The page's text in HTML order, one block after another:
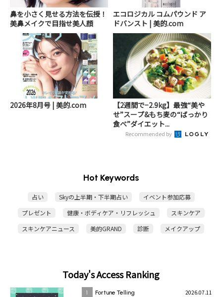
鼻を小さく見せる方法を伝授！
美鼻メイクで目指せ美人顔
エコロジカル コムパウンド ア
ドバンスト | 美的.com
2026年8月号 | 美的.com
【2週間で−2.9kg】最強“美や
せ”スープ&もち麦の“ばっかり
食べ”ダイエット...
Recommended by
Hot Keywords
占い Skyの上半期・下半期占い
イベント参加応募
プレゼント
健康・ボディケア・リフレッシュ
スキンケア
スキンケアニュース
美的GRAND 診断 メイクアップ
Today's Access Ranking
1 Fortune Telling 2026.07.11